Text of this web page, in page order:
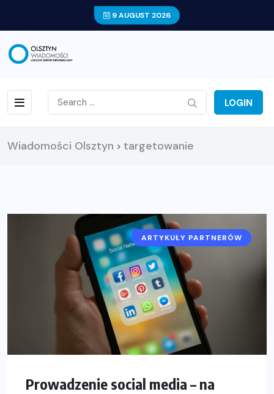
9 AUGUST 2026
LOGIN
Wiadomości Olsztyn > targetowanie
ARTYKUŁY PARTNERÓW
Prowadzenie social media – na